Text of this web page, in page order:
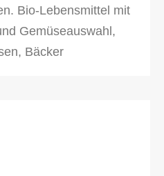
Bio-Lebensmittel mit
Gemüseauswahl,
Bäcker